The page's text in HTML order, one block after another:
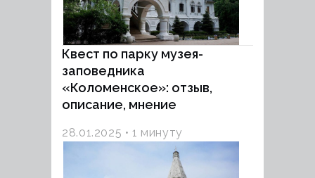
Квест по парку музея-
заповедника
«Коломенское»: отзыв,
описание, мнение
28.01.2025 1 минуту